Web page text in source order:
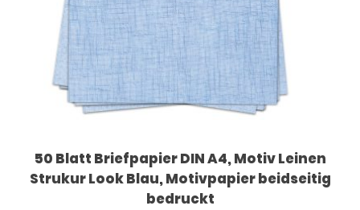
50 Blatt Briefpapier DIN A4, Motiv Leinen
Strukur Look Blau, Motivpapier beidseitig
bedruckt